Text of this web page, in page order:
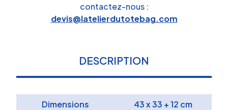
contactez-nous :
devis@latelierdutotebag.com
DESCRIPTION
Dimensions 43 x 33 + 12 cm